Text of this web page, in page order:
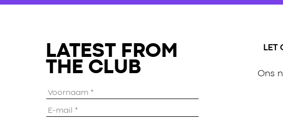
LATEST FROM
THE CLUB
Voornaam *
E-
LET
Ons